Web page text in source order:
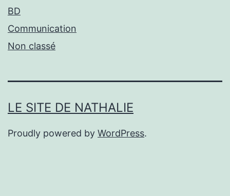
BD
Communication
Non classé
LE SITE DE NATHALIE
Proudly powered by WordPress.